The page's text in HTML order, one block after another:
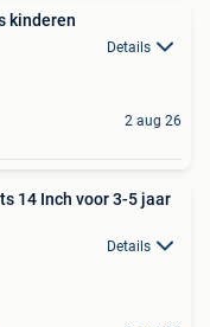
kinderen
Details
2 aug 26
14 Inch voor 3-5 jaar
Details